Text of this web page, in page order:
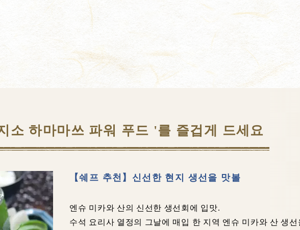
소 하마마쓰 파워 푸드 '를 즐겁게 드세요
【쉐프 추천】신선한 현지 생선을 맛볼
엔슈 미카와 산의 신선한 생선회에 입맛.
수석 요리사 열정의 그날에 매입 한 지역 엔슈 미카와 산 생